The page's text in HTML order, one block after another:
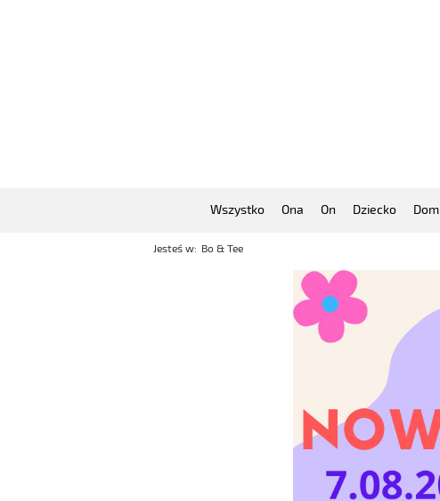
Wszystko Ona On Dziecko Dom
Jesteś w: Bo & Tee